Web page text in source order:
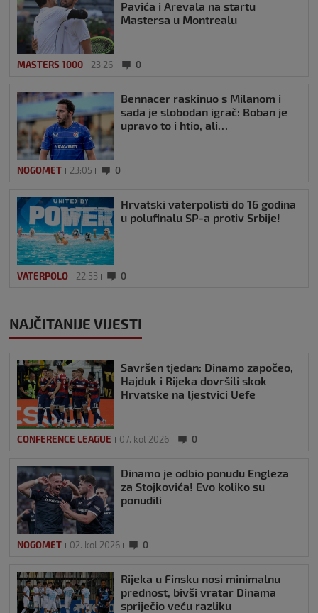
Pavića i Arevala na startu
Mastersa u Montrealu
MASTERS 1000 23:26 0
Bennacer raskinuo s Milanom i
sada je slobodan igrač: Boban je
upravo to i htio, ali…
NOGOMET 23:05 0
Hrvatski vaterpolisti do 16 godina
u polufinalu SP-a protiv Srbije!
VATERPOLO 22:53 0
NAJČITANIJE VIJESTI
Savršen tjedan: Dinamo započeo,
Hajduk i Rijeka dovršili skok
Hrvatske na ljestvici Uefe
CONFERENCE LEAGUE 07. kol 2026 0
Dinamo je odbio ponudu Engleza
za Stojkovića! Evo koliko su
ponudili
NOGOMET 02. kol 2026 0
Rijeka u Finsku nosi minimalnu
prednost, bivši vratar Dinama
spriječio veću razliku